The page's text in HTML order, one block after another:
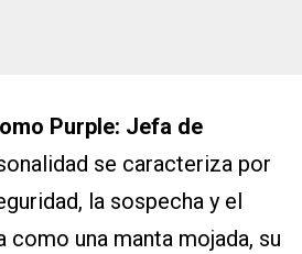
Purple: Jefa de
se caracteriza por
la sospecha y el
como una manta mojada, su